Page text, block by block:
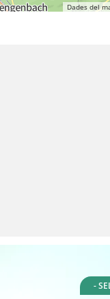
Dades del
-